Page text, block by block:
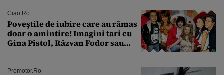
Ciao.ro
Poveştile de iubire care au rămas
doar o amintire! Imagini tari cu
Gina Pistol, Răzvan Fodor sau
Promotor.ro